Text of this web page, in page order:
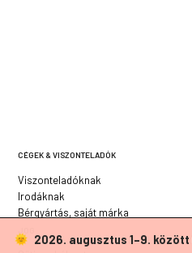
CÉGEK & VISZONTELADÓK
Viszonteladóknak
Irodáknak
Bérgyártás, saját márka
2026. augusztus 1–9. között